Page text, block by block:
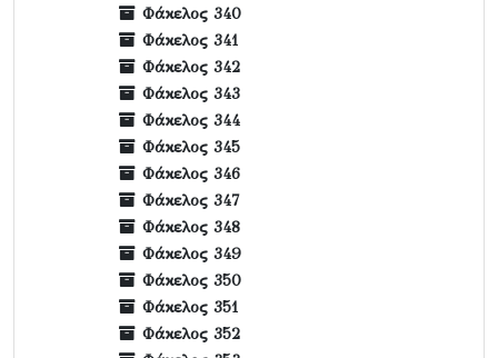
Φάκελος 340
Φάκελος 341
Φάκελος 342
Φάκελος 343
Φάκελος 344
Φάκελος 345
Φάκελος 346
Φάκελος 347
Φάκελος 348
Φάκελος 349
Φάκελος 350
Φάκελος 351
Φάκελος 352